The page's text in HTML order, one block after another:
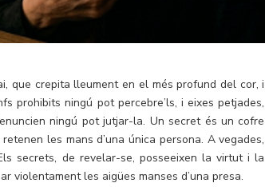
que crepita lleument en el més profund del cor, i
prohibits ningú pot percebre’ls, i eixes petjades,
ningú pot jutjar-la. Un secret és un cofre
les mans d’una única persona. A vegades,
secrets, de revelar-se, posseeixen la virtut i la
violentament les aigües manses d’una presa.